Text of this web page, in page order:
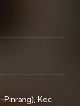
Pinrang), Kec